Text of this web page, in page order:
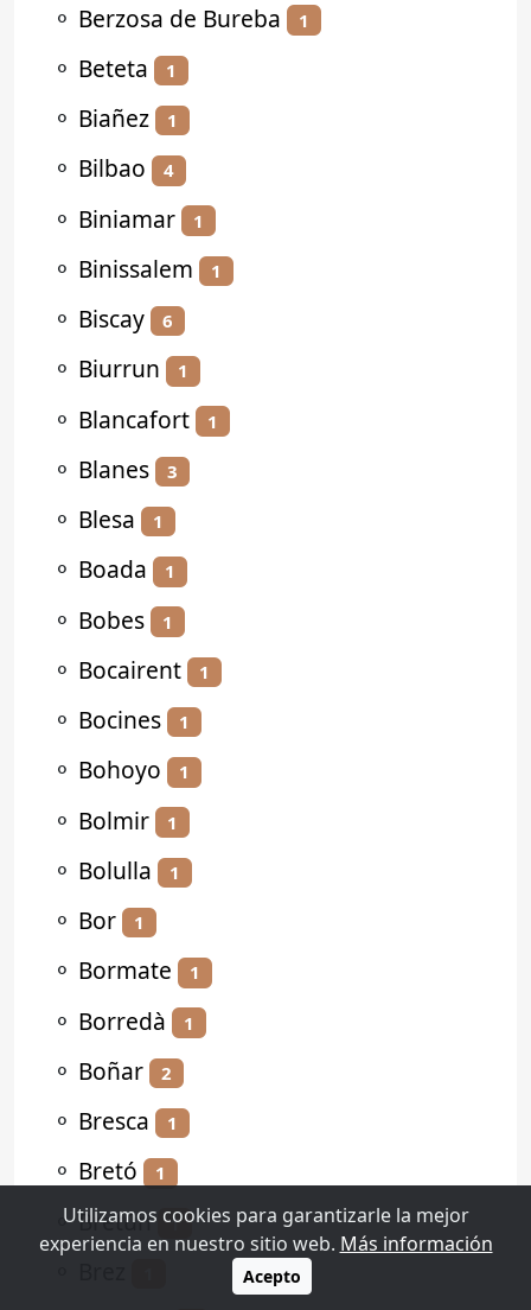
⚬ Berzosa de Bureba 1
⚬ Beteta 1
⚬ Biañez 1
⚬ Bilbao 4
⚬ Biniamar 1
⚬ Binissalem 1
⚬ Biscay 6
⚬ Biurrun 1
⚬ Blancafort 1
⚬ Blanes 3
⚬ Blesa 1
⚬ Boada 1
⚬ Bobes 1
⚬ Bocairent 1
⚬ Bocines 1
⚬ Bohoyo 1
⚬ Bolmir 1
⚬ Bolulla 1
⚬ Bor 1
⚬ Bormate 1
⚬ Borredà 1
⚬ Boñar 2
⚬ Bresca 1
⚬ Bretó 1
⚬Bretún 1
Utilizamos cookies para garantizarle la mejor
experiencia en nuestro sitio web. Más información
Acepto